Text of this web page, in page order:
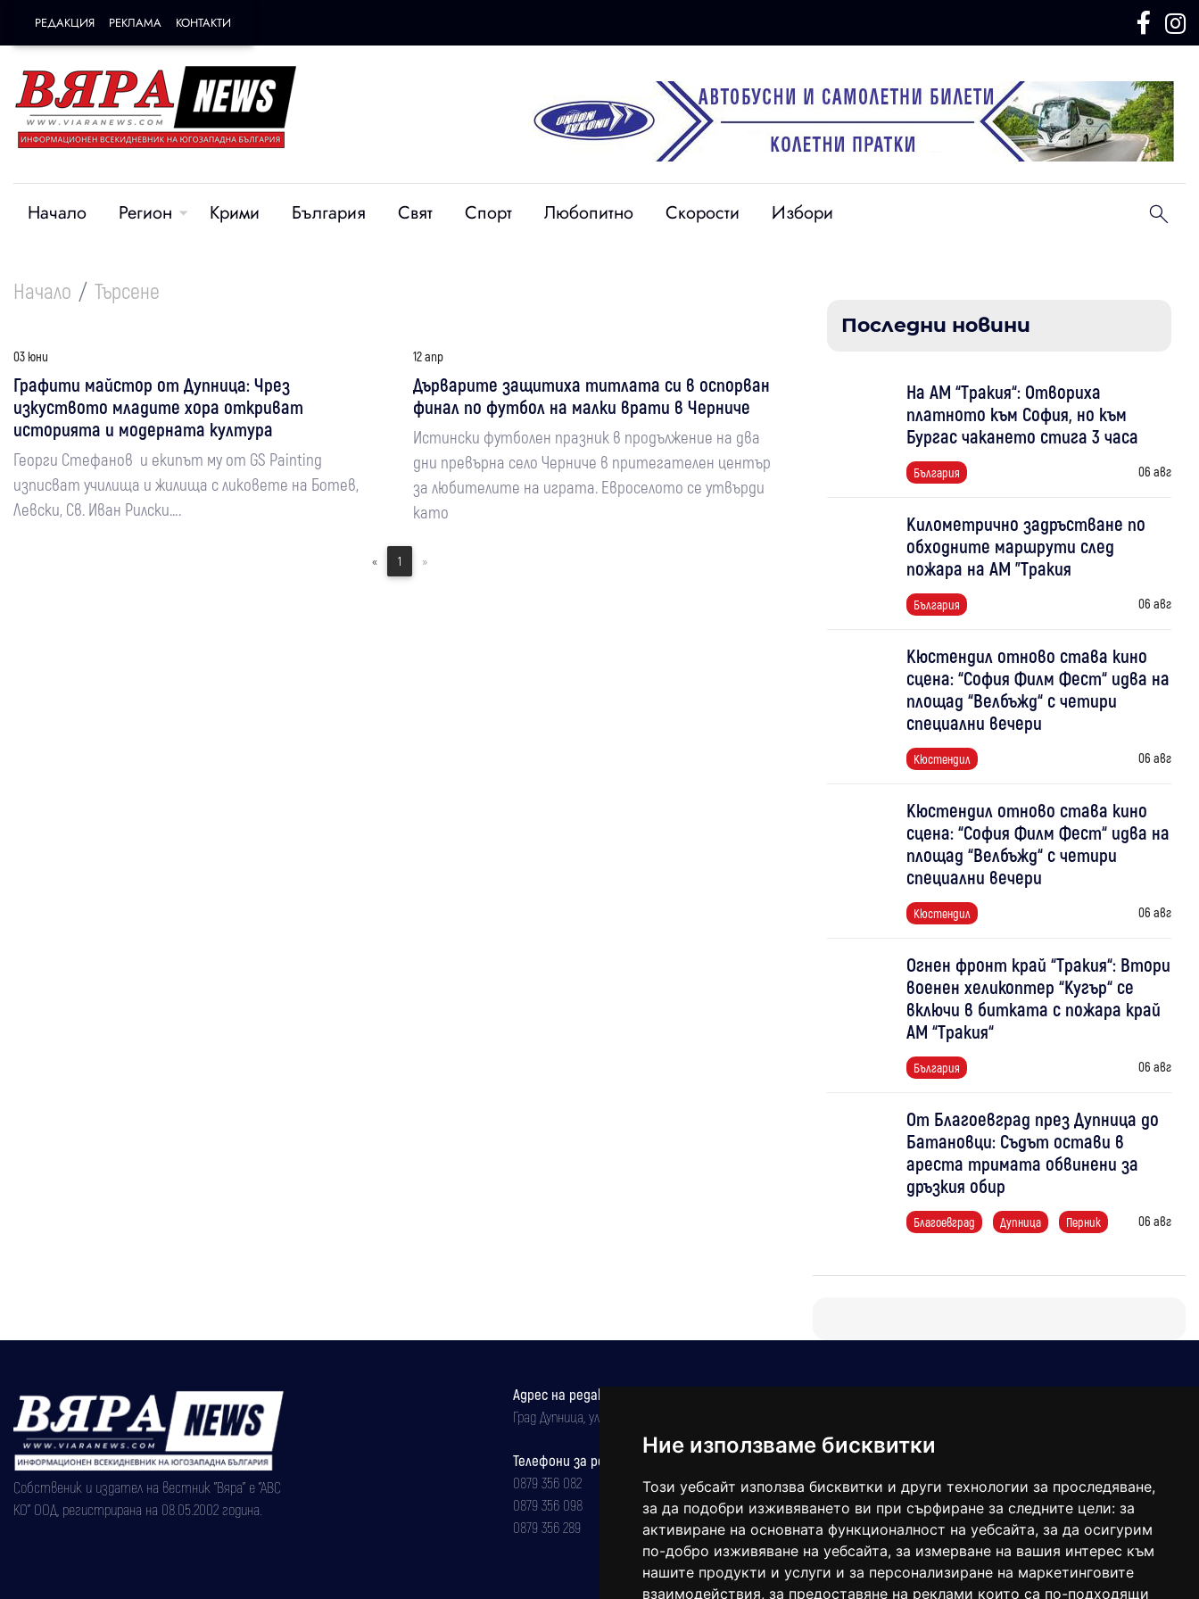
Ние използваме бисквитки
Този уебсайт използва бисквитки и други технологии за проследяване,
за да подобри изживяването ви при сърфиране за следните цели: за
активиране на основната функционалност на уебсайта, за да осигурим
по-добро изживяване на уебсайта, за измерване на вашия интерес към
нашите продукти и услуги и за персонализиране на маркетинговите
взаимодействия, за предоставяне на реклами които са по-подходящи
РЕДАКЦИЯ РЕКЛАМА КОНТАКТИ
Начало Регион Крими България Свят Спорт Любопитно Скорости Избори
Начало Търсене
03 юни
Графити майстор от Дупница: Чрез
изкуството младите хора откриват
историята и модерната култура
Георги Стефанов и екипът му от GS Painting
изписват училища и жилища с ликовете на Ботев,
Левски, Св. Иван Рилски….
12 апр
Дърварите защитиха титлата си в оспорван
финал по футбол на малки врати в Черниче
Истински футболен празник в продължение на два
дни превърна село Черниче в притегателен център
за любителите на играта. Евроселото се утвърди
като
« 1 »
Последни новини
На АМ “Тракия“: Отвориха
платното към София, но към
Бургас чакането стига 3 часа
България 06 авг
Километрично задръстване по
обходните маршрути след
пожара на АМ "Тракия
България 06 авг
Кюстендил отново става кино
сцена: “София Филм Фест“ идва на
площад “Велбъжд“ с четири
специални вечери
Кюстендил 06 авг
Кюстендил отново става кино
сцена: “София Филм Фест“ идва на
площад “Велбъжд“ с четири
специални вечери
Кюстендил 06 авг
Огнен фронт край “Тракия“: Втори
военен хеликоптер “Кугър“ се
включи в битката с пожара край
АМ “Тракия“
България 06 авг
От Благоевград през Дупница до
Батановци: Съдът остави в
ареста тримата обвинени за
дръзкия обир
Благоевград Дупница Перник 06 авг
Собственик и издател на вестник "Вяра" е "АВС
КО" ООД, регистрирана на 08.05.2002 година.
Адрес на редакцията
Град Дупница, ул.''Христо Ботев" 43
Телефони за реклама и абонаменти
0879 356 082
0879 356 098
0879 356 289
balgarkanews@gmail.com